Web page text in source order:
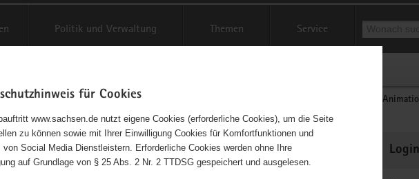
Politik und Verwaltung Themen Service
für Cookies
www.sachsen.de nutzt eigene Cookies (erforderliche Cookies), um die Seite
zu können sowie mit Ihrer Einwilligung Cookies für Komfortfunktionen und
von Social Media Dienstleistern. Erforderliche Cookies werden ohne Ihre
auf Grundlage von § 25 Abs. 2 Nr. 2 TTDSG gespeichert und ausgelesen.